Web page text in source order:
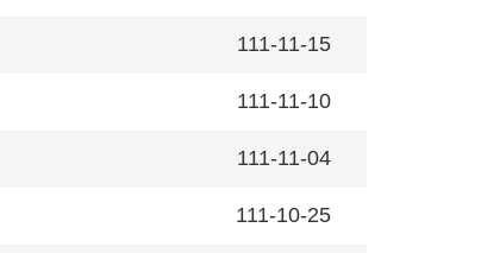
111-11-15
111-11-10
111-11-04
111-10-25